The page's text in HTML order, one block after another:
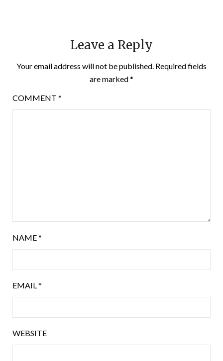
Leave a Reply
Your email address will not be published. Required fields
are marked*
COMMENT *
NAME*
EMAIL *
WEBSITE